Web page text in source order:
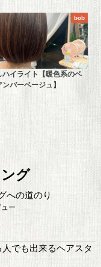
bob
ハイライト【暖色系のベ
バーベージュ】
グ
への道のり
ー
でも出来るヘアスタ